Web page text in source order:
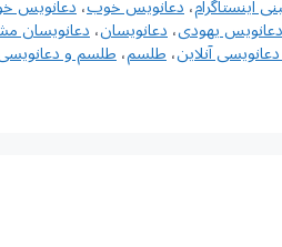
اینستاگرام،دعانویس خوب،دعانویس
یهودی،دعانویسان،دعانویسان
آنلاین،طلسم،طلسم و